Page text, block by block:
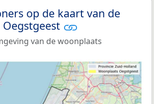
op de kaart van de
van de woonplaats